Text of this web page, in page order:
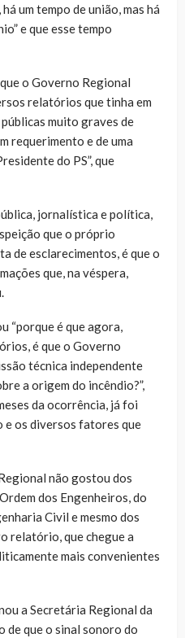
um tempo de união, mas há
e que esse tempo
o Governo Regional
relatórios que tinha em
muito graves de
requerimento e de uma
do PS”, que
jornalística e política,
que o próprio
de esclarecimentos, é que o
que, na véspera,
“porque é que agora,
é que o Governo
técnica independente
a origem do incêndio?”,
da ocorrência, já foi
e os diversos fatores que
não gostou dos
dos Engenheiros, do
Civil e mesmo dos
relatório, que chegue a
mais convenientes
a Secretária Regional da
de que o sinal sonoro do